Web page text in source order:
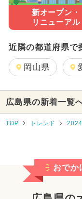
新オープン・
リニューアル
近隣の都道府県で
岡山県
広島県の新着一覧
TOP トレンド
おでか